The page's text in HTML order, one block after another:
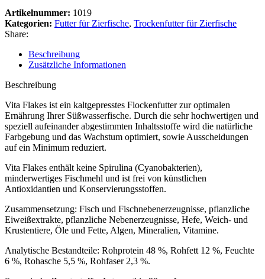
Artikelnummer: 1019
Kategorien: Futter für Zierfische, Trockenfutter für Zierfische
Share:
Beschreibung
Zusätzliche Informationen
Beschreibung
Vita Flakes ist ein kaltgepresstes Flockenfutter zur optimalen
Ernährung Ihrer Süßwasserfische. Durch die sehr hochwertigen und
speziell aufeinander abgestimmten Inhaltsstoffe wird die natürliche
Farbgebung und das Wachstum optimiert, sowie Ausscheidungen
auf ein Minimum reduziert.
Vita Flakes enthält keine Spirulina (Cyanobakterien),
minderwertiges Fischmehl und ist frei von künstlichen
Antioxidantien und Konservierungsstoffen.
Zusammensetzung: Fisch und Fischnebenerzeugnisse, pflanzliche
Eiweißextrakte, pflanzliche Nebenerzeugnisse, Hefe, Weich- und
Krustentiere, Öle und Fette, Algen, Mineralien, Vitamine.
Analytische Bestandteile: Rohprotein 48 %, Rohfett 12 %, Feuchte
6 %, Rohasche 5,5 %, Rohfaser 2,3 %.